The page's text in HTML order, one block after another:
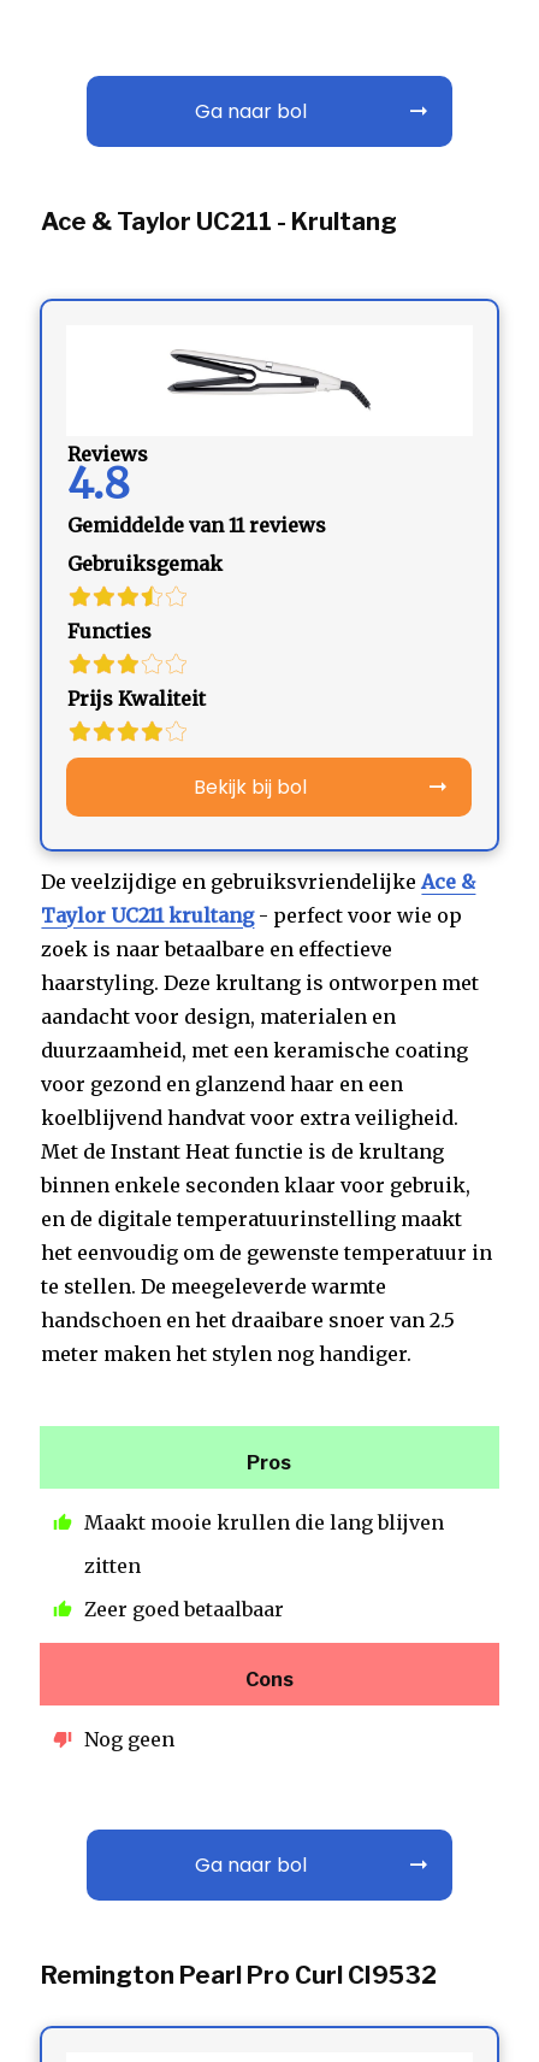
Ga naar bol
Ace & Taylor UC211 - Krultang
Reviews
4.8
Gemiddelde van 11 reviews
Gebruiksgemak
Functies
Prijs Kwaliteit
Bekijk bij bol
De veelzijdige en gebruiksvriendelijkeAce &
Taylor UC211 krultang- perfect voor wie op
zoek is naar betaalbare en effectieve
haarstyling. Deze krultang is ontworpen met
aandacht voor design, materialen en
duurzaamheid, met een keramische coating
voor gezond en glanzend haar en een
koelblijvend handvat voor extra veiligheid.
Met de Instant Heat functie is de krultang
binnen enkele seconden klaar voor gebruik,
en de digitale temperatuurinstelling maakt
het eenvoudig om de gewenste temperatuur in
te stellen. De meegeleverde warmte
handschoen en het draaibare snoer van 2.5
meter maken het stylen nog handiger.
Pros
Maakt mooie krullen die lang blijven
zitten
Zeer goed betaalbaar
Cons
Nog geen
Ga naar bol
Remington Pearl Pro Curl CI9532